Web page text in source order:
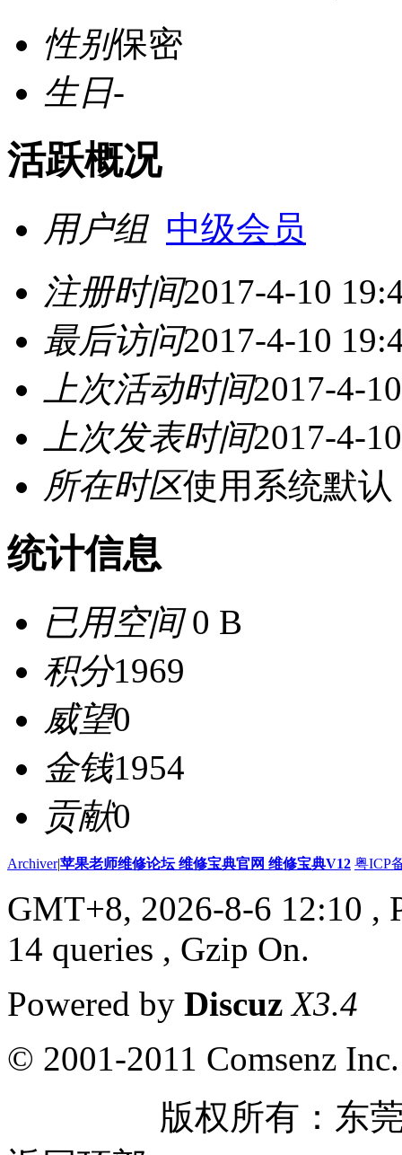
性别保密
生日-
活跃概况
用户组 中级会员
注册时间2017-4-10
最后访问2017-4-10
上次活动时间2017-4-
上次发表时间2017-4-
所在时区使用系统默认
统计信息
已用空间0 B
积分1969
威望0
金钱1954
贡献0
Archiver|苹果老师维修论坛 维修宝典官网 维修宝典V12 粤ICP
GMT+8, 2026-8-6 12:10 ,
14 queries , Gzip On.
Powered by Discuz X3.4
© 2001-2011 Comsenz Inc.
版权所有：东